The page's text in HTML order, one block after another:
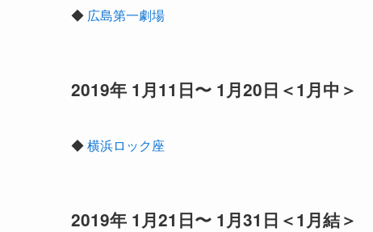
◆ 広島第一劇場
2019年 1月11日〜 1月20日＜1月中＞
◆横浜ロック座
2019年 1月21日〜 1月31日＜1月結＞